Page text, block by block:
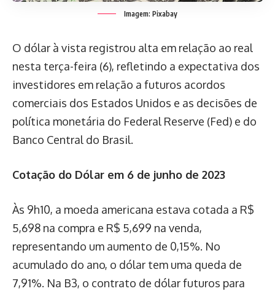
Imagem: Pixabay
O dólar à vista registrou alta em relação ao real
nesta terça-feira (6), refletindo a expectativa dos
investidores em relação a futuros acordos
comerciais dos Estados Unidos e as decisões de
política monetária do Federal Reserve (Fed) e do
Banco Central do Brasil.
Cotação do Dólar em 6 de junho de 2023
Às 9h10, a moeda americana estava cotada a R$
5,698 na compra e R$ 5,699 na venda,
representando um aumento de 0,15%. No
acumulado do ano, o dólar tem uma queda de
7,91%. Na B3, o contrato de dólar futuros para